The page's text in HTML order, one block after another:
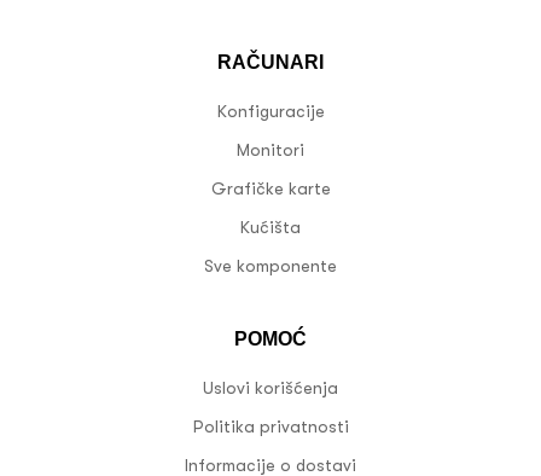
RAČUNARI
Konfiguracije
Monitori
Grafičke karte
Kućišta
Sve komponente
POMOĆ
Uslovi korišćenja
Politika privatnosti
Informacije o dostavi